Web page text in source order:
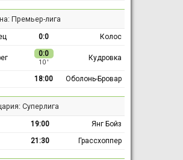
Премьер-лига
0:0 Колос
0:0
10 ′
Кудровка
18:00 Оболонь-Бровар
Суперлига
19:00
Янг Бойз
21:30 Грассхоппер